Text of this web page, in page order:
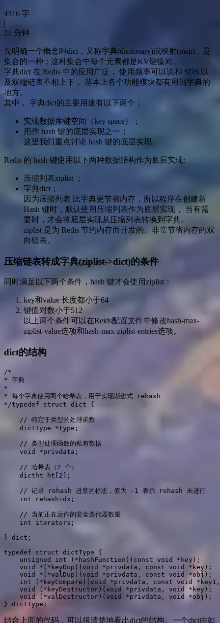
4316 字
|
21 分钟
先明确一个概念叫dict，又称字典(dictionary)或映射(map)，是
集合的一种；这种集合中每个元素都是KV键值对。
字典dict 在 Redis 中的应用广泛， 使用频率可以说和 SDS 以
及双端链表不相上下， 基本上各个功能模块都有用到字典的
地方。
其中， 字典dict的主要用途有以下两个：
实现数据库键空间（key space）；
用作 hash 键的底层实现之一；
这里我们重点讨论 hash 键的底层实现。
Redis 的 hash 键使用以下两种数据结构作为底层实现:
压缩列表ziplist ；
字典dict；
因为压缩列表 比字典更节省内存，所以程序在创建新
Hash 键时，默认使用压缩列表作为底层实现， 当有需
要时，才会将底层实现从压缩列表转换到字典。
ziplist 是为 Redis 节约内存而开发的、非常节省内存的双
向链表。
压缩链表转成字典(ziplist->dict)的条件
同时满足以下两个条件，hash 键才会使用ziplist：
key和value 长度都小于64
键值对数小于512
以上两个条件可以在Reids配置文件中修改hash-max-
ziplist-value选项和hash-max-ziplist-entries选项。
dict的结构
/*
* 字典
*
* 每个字典使用两个哈希表，用于实现渐进式 rehash
*/typedef struct dict {
    // 特定于类型的处理函数
    dictType *type;
    // 类型处理函数的私有数据
    void *privdata;
    // 哈希表（2 个）
    dictht ht[2];
    // 记录 rehash 进度的标志，值为 -1 表示 rehash 未进行
    int rehashidx;
    // 当前正在运作的安全迭代器数量
    int iterators;
} dict;
typedef struct dictType {
    unsigned int (*hashFunction)(const void *key);
    void *(*keyDup)(void *privdata, const void *key);
    void *(*valDup)(void *privdata, const void *obj);
int (*keyCompare)(void *privdata, const void
    void (*keyDestructor)(void *privdata, void *key);
    void (*valDestructor)(void *privdata, void *obj);
} dictType;
结合上面的代码，可以很清楚地看出dict的结构。一个dict由如